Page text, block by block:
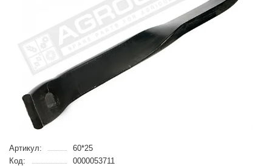
Артикул:
60*25
Код:
0000053711